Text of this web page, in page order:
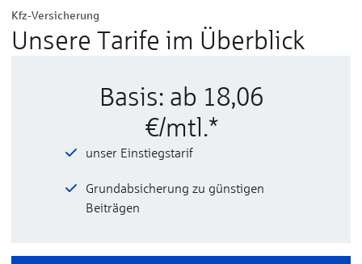
Kfz-Versicherung
Unsere Tarife im Überblick
Basis: ab 18,06
€/mtl.*
unser Einstiegstarif
Grundabsicherung zu günstigen
Beiträgen